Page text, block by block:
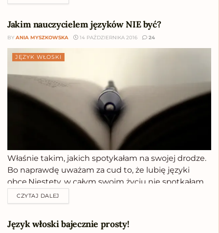
tekst od słowa zniechęcenie to chyba największy
że już zdążyliście się zorientować, że...
Jakim nauczycielem języków NIE być?
BY ANIA MYSZKOWSKA 14 PAŹDZIERNIKA 2016 24
JĘZYK WŁOSKI
Właśnie takim, jakich spotykałam na swojej drodze.
Bo naprawdę uważam za cud to, że lubię języki
obce.Niestety, w całym swoim życiu nie spotkałam
ani jednego nauczyciela, który by mnie zaraził
miłością do języków. Na tle wszystkich najlepiej
CZYTAJ DALEJ
Język włoski bajecznie prosty!